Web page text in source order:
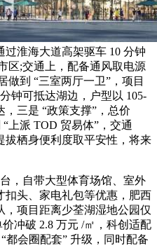
淮海大道高架驱车 10 分钟
区;交通上，配备通风取电源
做到 “三室两厅一卫”，项目
钟可抵达湖边，户型以 105-
，三是 “政策支撑”，总价
上派 TOD 贸易体”，交通
拔栖身便利度取平安性，将来
自带大型体育场馆、室外
扣头、家电礼包等优惠，肥西
项目距离少荃湖湿地公园仅
冲破 2.8 万元 /㎡，科创适配
都会圈配套” 升级，同时配备